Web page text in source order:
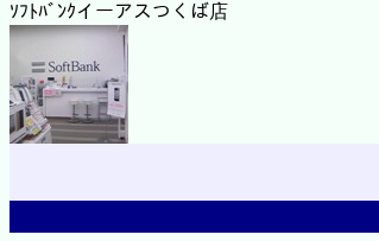
ｿﾌﾄﾊﾞﾝｸイーアスつくば店